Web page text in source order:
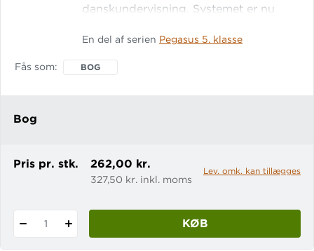
danskundervisning. Systemet er nu
Mellemtrinssystemet har fokus på
En del af serien Pegasus 5. klasse
Fås som BOG
Bog
Pris pr. stk. 262,00 kr.
327,50 kr. inkl. moms
Lev. omk. kan tillægges
1 KØB